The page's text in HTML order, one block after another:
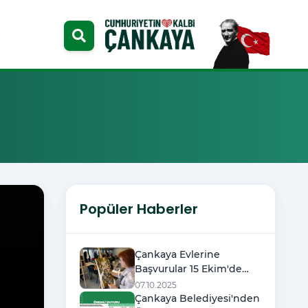
Popüler Haberler
Çankaya Evlerine
Başvurular 15 Ekim'de
Başlıyor
07.10.2025
Çankaya Belediyesi'nden